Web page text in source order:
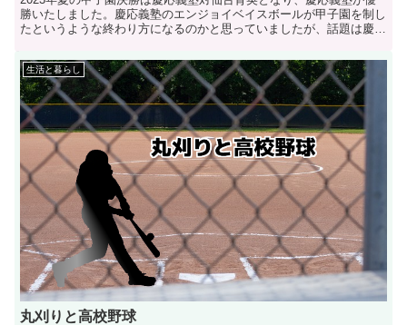
勝いたしました。慶応義塾のエンジョイベイスボールが甲子園を制し
たというような終わり方になるのかと思っていましたが、話題は慶應
生活と暮らし
丸刈りと高校野球